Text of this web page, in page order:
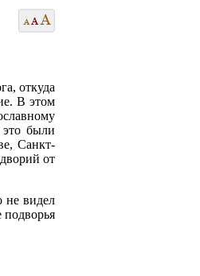
откуда
В этом
это были
Санкт-
от
не видел
подворья